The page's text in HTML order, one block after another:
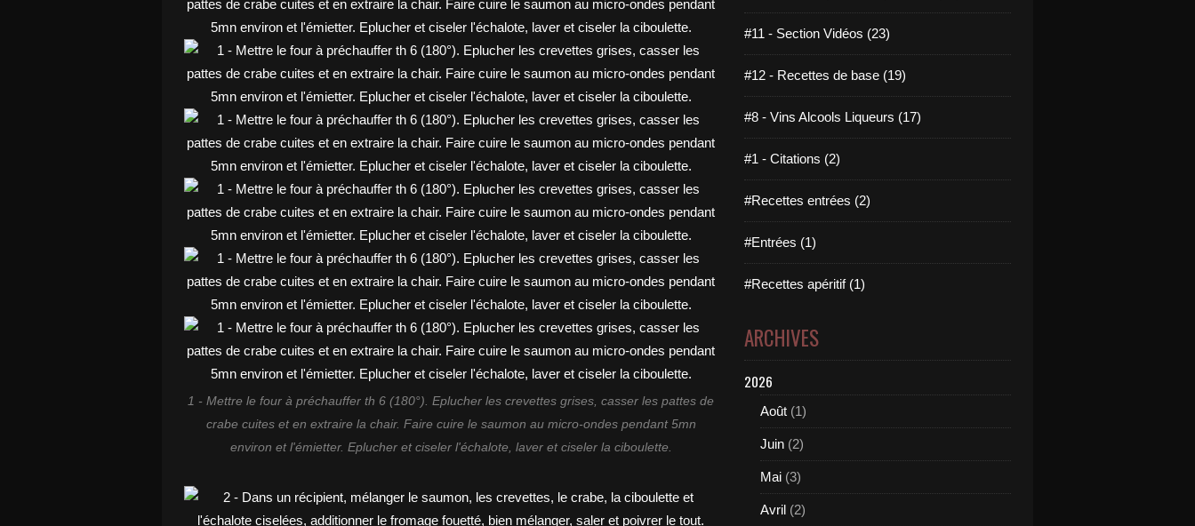
1 - Mettre le four à préchauffer th 6 (180°). Eplucher les crevettes grises, casser les pattes de
crabe cuites et en extraire la chair. Faire cuire le saumon au micro-ondes pendant 5mn
environ et l'émietter. Eplucher et ciseler l'échalote, laver et ciseler la ciboulette.
#11 - Section Vidéos (23)
#12 - Recettes de base (19)
#8 - Vins Alcools Liqueurs (17)
#1 - Citations (2)
#Recettes entrées (2)
#Entrées (1)
#Recettes apéritif (1)
ARCHIVES
2026
Août (1)
Juin (2)
Mai (3)
Avril (2)